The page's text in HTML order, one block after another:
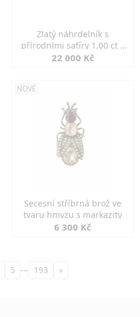
Zlatý náhrdelník s
přírodními safíry 1,00 ct a
diamanty
22 000 Kč
NOVÉ
Secesní stříbrná brož ve
tvaru hmyzu s markazity
6 300 Kč
5 … 193 »